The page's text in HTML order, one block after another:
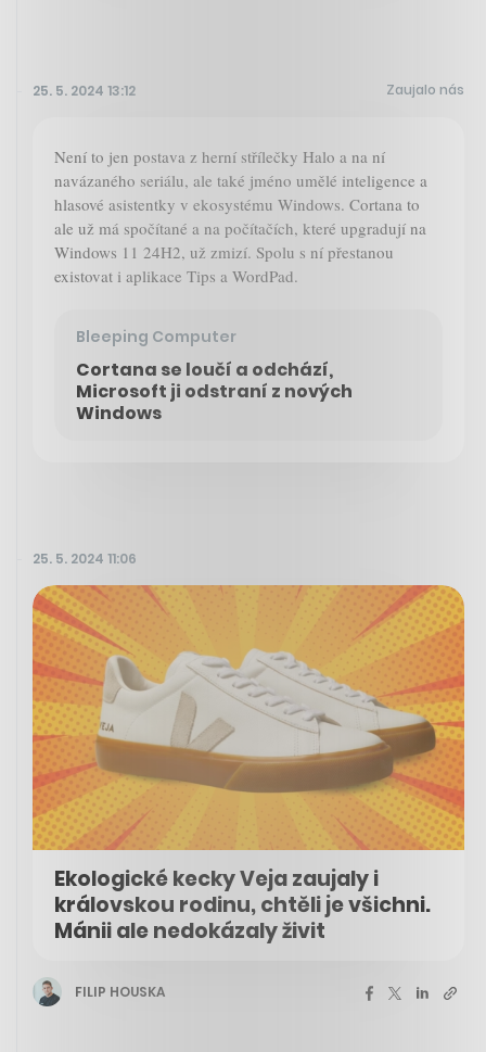
25. 5. 2024 13:12 Zaujalo nás
Není to jen postava z herní střílečky Halo a na ní
navázaného seriálu, ale také jméno umělé inteligence a
hlasové asistentky v ekosystému Windows. Cortana to
ale už má spočítané a na počítačích, které upgradují na
Windows 11 24H2, už zmizí. Spolu s ní přestanou
existovat i aplikace Tips a WordPad.
Bleeping Computer
Cortana se loučí a odchází,
Microsoft ji odstraní z nových
Windows
25. 5. 2024 11:06
Ekologické kecky Veja zaujaly i
královskou rodinu, chtěli je všichni.
Mánii ale nedokázaly živit
FILIP HOUSKA